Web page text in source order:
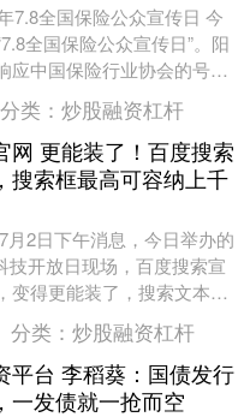
7.8全国保险公众宣传日 今
全国保险公众宣传日”。阳
应中国保险行业协会的号
责任保险让生活更美
分类： 炒股融资杠杆
网 更能装了！百度搜索
搜索框最高可容纳上千
月2日下午消息，今日举办的
技开放日现场，百度搜索宣
变得更能装了，搜索文本框
纳28个字就被截断，而是能
分类： 炒股融资杠杆
平台 李稻葵：国债发行
一发债就一抢而空